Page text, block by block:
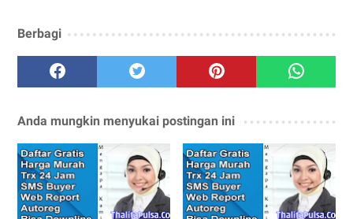
Berbagi
Anda mungkin menyukai postingan ini